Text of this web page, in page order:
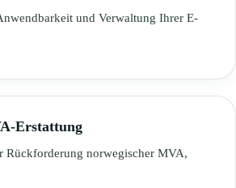
und Verwaltung Ihrer E-
Erstattung
Rückforderung norwegischer MVA,